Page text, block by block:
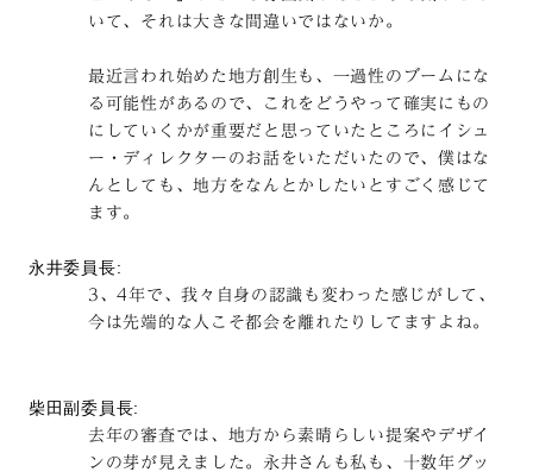
いて、それは大きな間違いではないか。
最近言われ始めた地方創生も、一過性のブームにな
る可能性があるので、これをどうやって確実にもの
にしていくかが重要だと思っていたところにイシュ
ー・ディレクターのお話をいただいたので、僕はな
んとしても、地方をなんとかしたいとすごく感じて
ます。
永井委員長:
3、4年で、我々自身の認識も変わった感じがして、
今は先端的な人こそ都会を離れたりしてますよね。
柴田副委員長:
去年の審査では、地方から素晴らしい提案やデザイ
ンの芽が見えました。永井さんも私も、十数年グッ